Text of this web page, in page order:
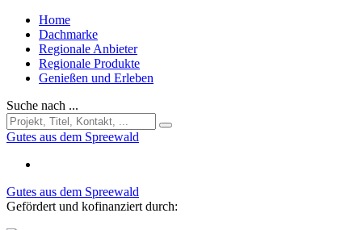
Home
Dachmarke
Regionale Anbieter
Regionale Produkte
Genießen und Erleben
Suche nach ...
Gutes aus dem Spreewald
Gutes aus dem Spreewald
Gefördert und kofinanziert durch: